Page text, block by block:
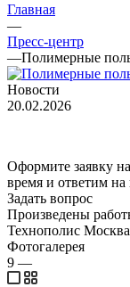
Главная
—
Пресс-центр
—Полимерные
Новости
20.02.2026
Оформите заявку
время и ответим
Задать вопрос
Произведены
Технополис Москва
Фотогалерея
9 —